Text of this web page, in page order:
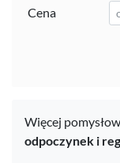
Cena
Więcej
odpoczynek i